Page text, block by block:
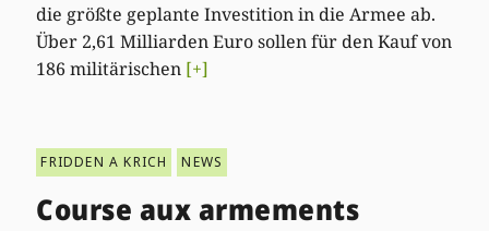
die größte geplante Investition in die Armee ab.
Über 2,61 Milliarden Euro sollen für den Kauf von
186 militärischen [+]
FRIDDEN A KRICH NEWS
Course aux armements